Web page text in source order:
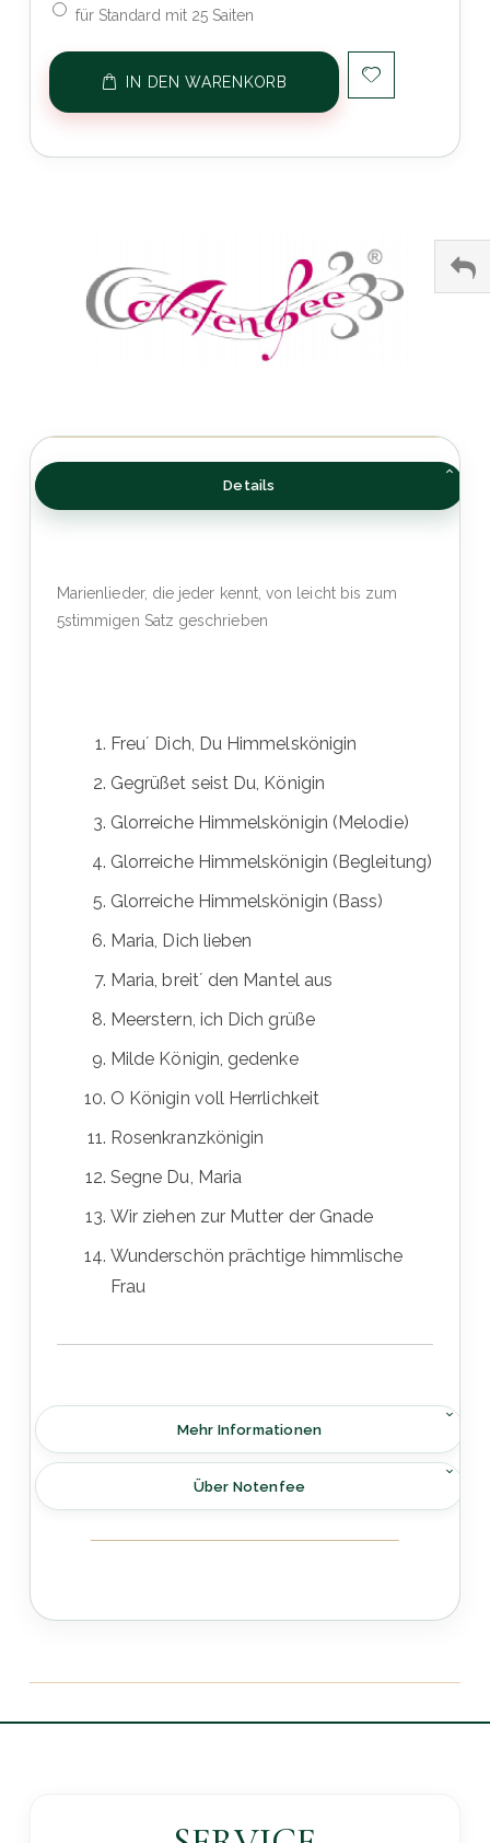
für Standard mit 25 Saiten
IN DEN WARENKORB
Details
Marienlieder, die jeder kennt, von leicht bis zum
5stimmigen Satz geschrieben
Freu´ Dich, Du Himmelskönigin
Gegrüßet seist Du, Königin
Glorreiche Himmelskönigin (Melodie)
Glorreiche Himmelskönigin (Begleitung)
Glorreiche Himmelskönigin (Bass)
Maria, Dich lieben
Maria, breit´ den Mantel aus
Meerstern, ich Dich grüße
Milde Königin, gedenke
O Königin voll Herrlichkeit
Rosenkranzkönigin
Segne Du, Maria
Wir ziehen zur Mutter der Gnade
Wunderschön prächtige himmlische
Frau
Mehr Informationen
Über Notenfee